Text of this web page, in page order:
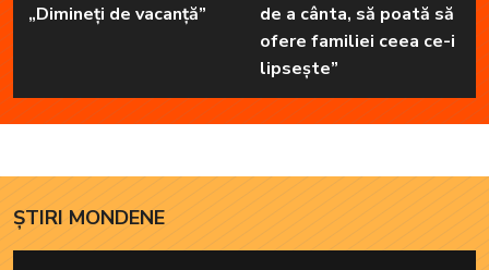
„Dimineți de vacanță”
de a cânta, să poată să
ofere familiei ceea ce-i
lipsește”
ȘTIRI MONDENE